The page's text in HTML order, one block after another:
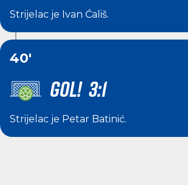
Strijelac je Ivan Ćališ.
40'
GOL! 3:1
Strijelac je Petar Batinić.